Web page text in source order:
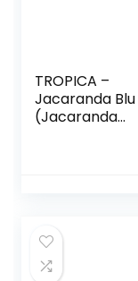
TROPICA –
Jacaranda Blu
(Jacaranda